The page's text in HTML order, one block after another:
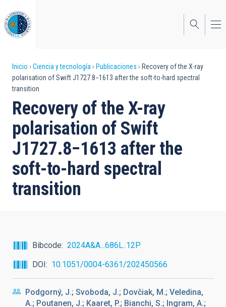
al
contenido
principal
Sobrescribir
enlaces
de
ayuda
a
la
navegación
Inicio Ciencia y tecnología Publicaciones
Recovery of the X-ray
polarisation of Swift J1727.8−1613 after the soft-to-hard spectral
transition
Recovery of the X-ray
polarisation of Swift
J1727.8−1613 after the
soft-to-hard spectral
transition
Bibcode
2024A&A...686L..12P
DOI
10.1051/0004-6361/202450566
Podgorný, J.; Svoboda, J.; Dovčiak, M.; Veledina,
A.; Poutanen, J.; Kaaret, P.; Bianchi, S.; Ingram, A.;